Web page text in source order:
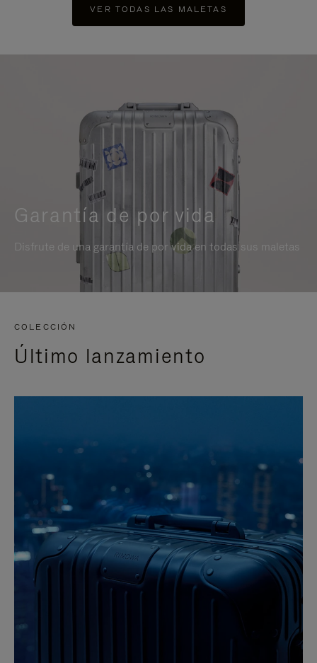
VER TODAS LAS MALETAS
Garantía de por vida
Disfrute de una garantía de por vida en todas sus maletas
COLECCIÓN
Último lanzamiento